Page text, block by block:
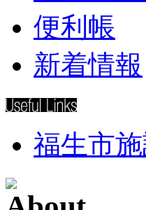
便利帳
新着情報
福生市